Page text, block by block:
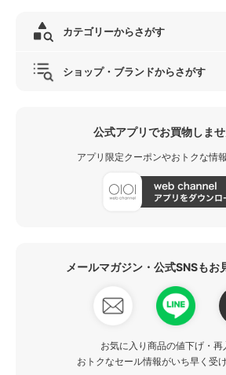
カテゴリーからさがす
ショップ・ブランドからさがす
公式アプリでお買物しま
アプリ限定クーポンやおトクな情
メールマガジン・公式SNSもお
お気に入り商品の値下げ・再
おトクなセール情報がいち早く受